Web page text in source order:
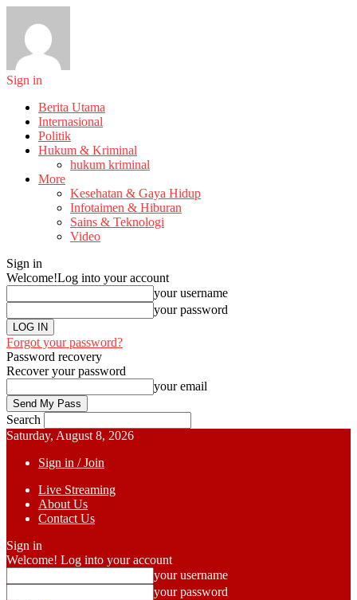
Sign in
Berita Utama
Internasional
Politik
Hukum & Kriminal
hukum kriminal
More
Kesehatan & Gaya Hidup
Infotaimen & Hiburan
Sains & Teknologi
Video
Sign in
Welcome!Log into your account
your username
your password
Forgot your password?
Password recovery
Recover your password
your email
Search
Saturday, August 8, 2026
Sign in / Join
Live Streaming
About Us
Contact Us
Sign in
Welcome! Log into your account
your username
your password